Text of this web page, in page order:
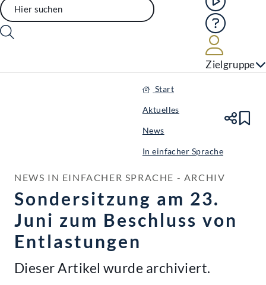
Hilfe
Zielgruppe
Start
Aktuelles
News
In einfacher Sprache
NEWS IN EINFACHER SPRACHE - ARCHIV
Sondersitzung am 23.
Juni zum Beschluss von
Entlastungen
Dieser Artikel wurde archiviert.